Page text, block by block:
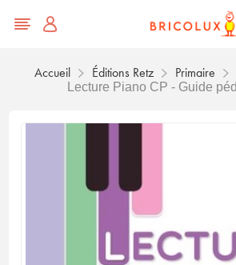
Accueil Éditions Retz Primaire
Lecture Piano CP - Guide